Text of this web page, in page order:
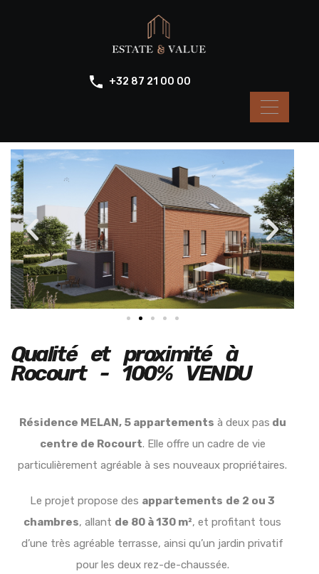
+32 87 21 00 00
Qualité et proximité à
Rocourt - 100% VENDU
Résidence MELAN, 5 appartements à deux pas du
centre de Rocourt. Elle offre un cadre de vie
particulièrement agréable à ses nouveaux propriétaires.
Le projet propose des appartements de 2 ou 3
chambres, allant de 80 à 130 m², et profitant tous
d’une très agréable terrasse, ainsi qu’un jardin privatif
pour les deux rez-de-chaussée.